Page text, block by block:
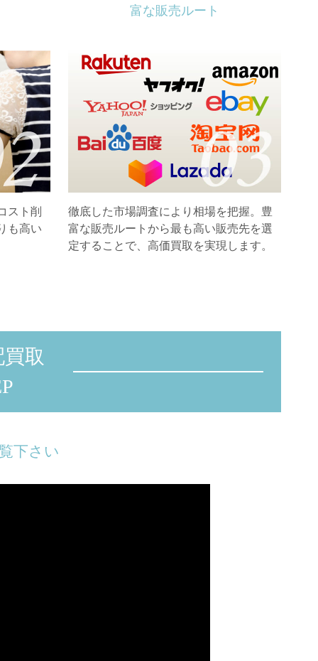
スト削
も高い
富な販売ルート
徹底した市場調査により相場を把握。豊
富な販売ルートから最も高い販売先を選
定することで、高価買取を実現します。
取
下さい